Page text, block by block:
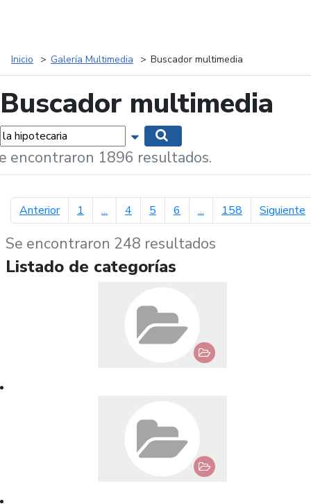
Inicio Galería Multimedia Buscador multimedia
Buscador multimedia
Mostrar opciones de búsqueda
encontraron 1896 resultados.
Anteriorpágina anterior
1 ... 4 5 6 ... 158 Siguiente
Se encontraron 248 resultados
Listado de categorías